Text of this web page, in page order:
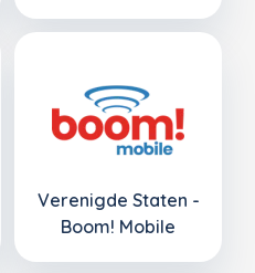
Verenigde Staten -
Boom! Mobile